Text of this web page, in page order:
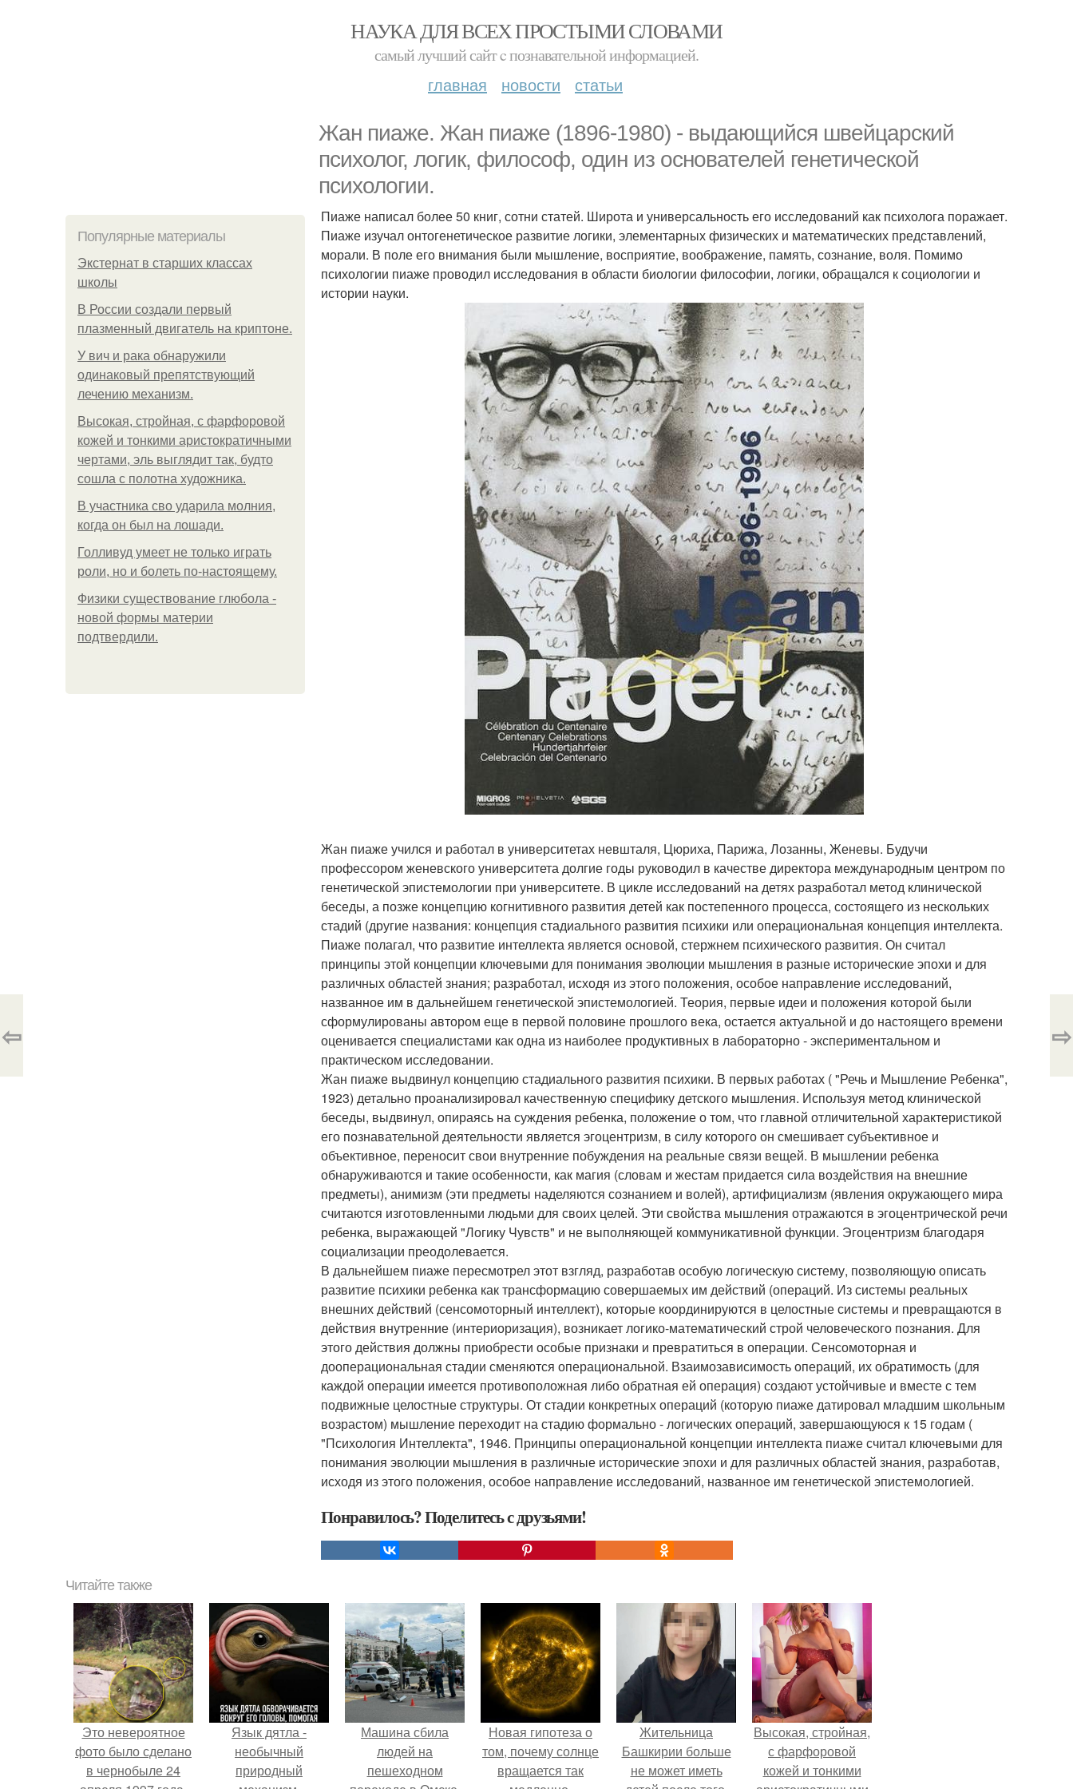
НАУКА ДЛЯ ВСЕХ ПРОСТЫМИ СЛОВАМИ
самый лучший сайт c познавательной информацией.
главная новости статьи
Жан пиаже. Жан пиаже (1896-1980) - выдающийся швейцарский
психолог, логик, философ, один из основателей генетической
психологии.
Популярные материалы
Экстернат в старших классах
школы
В России создали первый
плазменный двигатель на криптоне.
У вич и рака обнаружили
одинаковый препятствующий
лечению механизм.
Высокая, стройная, с фарфоровой
кожей и тонкими аристократичными
чертами, эль выглядит так, будто
сошла с полотна художника.
В участника сво ударила молния,
когда он был на лошади.
Голливуд умеет не только играть
роли, но и болеть по-настоящему.
Физики существование глюбола -
новой формы материи
подтвердили.
Пиаже написал более 50 книг, сотни статей. Широта и универсальность его исследований как психолога поражает.
Пиаже изучал онтогенетическое развитие логики, элементарных физических и математических представлений,
морали. В поле его внимания были мышление, восприятие, воображение, память, сознание, воля. Помимо
психологии пиаже проводил исследования в области биологии философии, логики, обращался к социологии и
истории науки.
Жан пиаже учился и работал в университетах невшталя, Цюриха, Парижа, Лозанны, Женевы. Будучи
профессором женевского университета долгие годы руководил в качестве директора международным центром по
генетической эпистемологии при университете. В цикле исследований на детях разработал метод клинической
беседы, а позже концепцию когнитивного развития детей как постепенного процесса, состоящего из нескольких
стадий (другие названия: концепция стадиального развития психики или операциональная концепция интеллекта.
Пиаже полагал, что развитие интеллекта является основой, стержнем психического развития. Он считал
принципы этой концепции ключевыми для понимания эволюции мышления в разные исторические эпохи и для
различных областей знания; разработал, исходя из этого положения, особое направление исследований,
названное им в дальнейшем генетической эпистемологией. Теория, первые идеи и положения которой были
сформулированы автором еще в первой половине прошлого века, остается актуальной и до настоящего времени
оценивается специалистами как одна из наиболее продуктивных в лабораторно - экспериментальном и
практическом исследовании.
Жан пиаже выдвинул концепцию стадиального развития психики. В первых работах ( "Речь и Мышление Ребенка",
1923) детально проанализировал качественную специфику детского мышления. Используя метод клинической
беседы, выдвинул, опираясь на суждения ребенка, положение о том, что главной отличительной характеристикой
его познавательной деятельности является эгоцентризм, в силу которого он смешивает субъективное и
объективное, переносит свои внутренние побуждения на реальные связи вещей. В мышлении ребенка
обнаруживаются и такие особенности, как магия (словам и жестам придается сила воздействия на внешние
предметы), анимизм (эти предметы наделяются сознанием и волей), артифициализм (явления окружающего мира
считаются изготовленными людьми для своих целей. Эти свойства мышления отражаются в эгоцентрической речи
ребенка, выражающей "Логику Чувств" и не выполняющей коммуникативной функции. Эгоцентризм благодаря
социализации преодолевается.
В дальнейшем пиаже пересмотрел этот взгляд, разработав особую логическую систему, позволяющую описать
развитие психики ребенка как трансформацию совершаемых им действий (операций. Из системы реальных
внешних действий (сенсомоторный интеллект), которые координируются в целостные системы и превращаются в
действия внутренние (интериоризация), возникает логико-математический строй человеческого познания. Для
этого действия должны приобрести особые признаки и превратиться в операции. Сенсомоторная и
дооперациональная стадии сменяются операциональной. Взаимозависимость операций, их обратимость (для
каждой операции имеется противоположная либо обратная ей операция) создают устойчивые и вместе с тем
подвижные целостные структуры. От стадии конкретных операций (которую пиаже датировал младшим школьным
возрастом) мышление переходит на стадию формально - логических операций, завершающуюся к 15 годам (
"Психология Интеллекта", 1946. Принципы операциональной концепции интеллекта пиаже считал ключевыми для
понимания эволюции мышления в различные исторические эпохи и для различных областей знания, разработав,
исходя из этого положения, особое направление исследований, названное им генетической эпистемологией.
Понравилось? Поделитесь с друзьями!
⇦ ⇨
Читайте также
Это невероятное
фото было сделано
в чернобыле 24
Язык дятла -
необычный
природный
Машина сбила
людей на
пешеходном
Новая гипотеза о
том, почему солнце
вращается так
Жительница
Башкирии больше
не может иметь
Высокая, стройная,
с фарфоровой
кожей и тонкими